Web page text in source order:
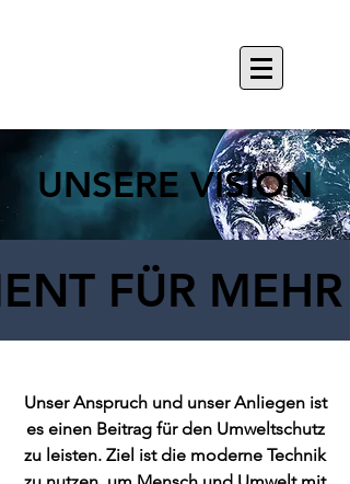
UNSERE VISION
UNSERE VISION
FÜR
FÜR
Unser Anspruch und unser Anliegen ist
es einen Beitrag für den Umweltschutz
zu leisten. Ziel ist die moderne Technik